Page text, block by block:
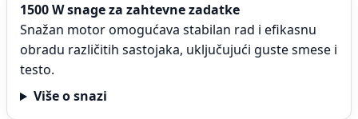
1500 W snage za zahtevne zadatke
Snažan motor omogućava stabilan rad i efikasnu
obradu različitih sastojaka, uključujući guste smese i
testo.
Više o snazi